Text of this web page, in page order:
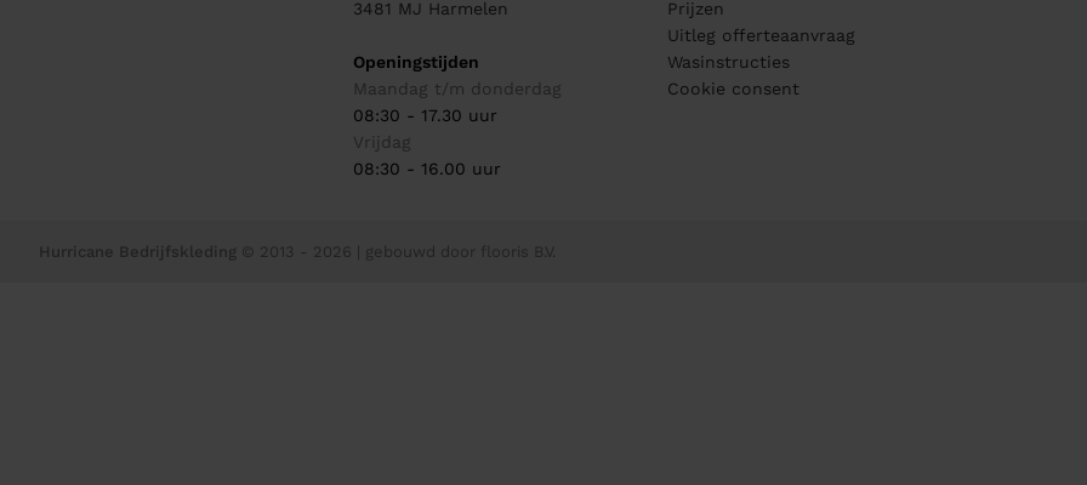
3481 MJ Harmelen
Openingstijden
Maandag t/m donderdag
08:30 - 17.30 uur
Vrijdag
08:30 - 16.00 uur
Prijzen
Uitleg offerteaanvraag
Wasinstructies
Cookie consent
Hurricane Bedrijfskleding © 2013 - 2026 | gebouwd door flooris B.V.